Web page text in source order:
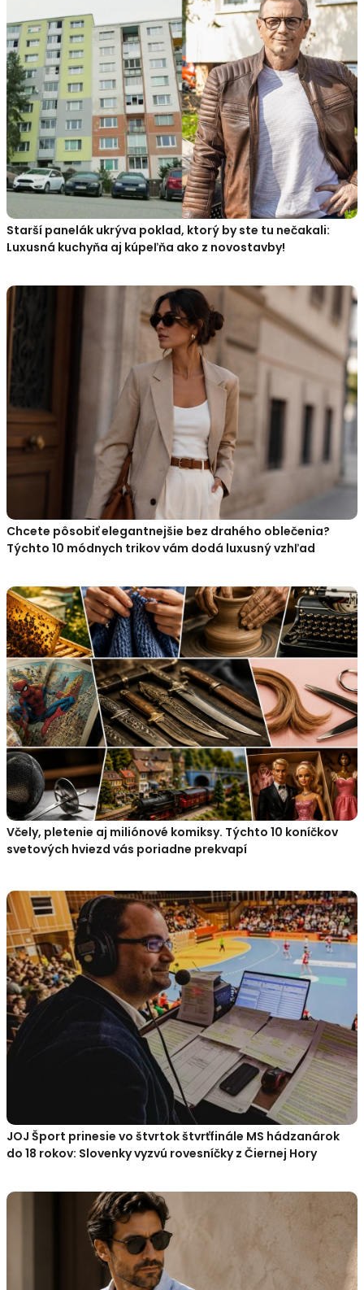
Starší panelák ukrýva poklad, ktorý by ste tu nečakali:
Luxusná kuchyňa aj kúpeľňa ako z novostavby!
Chcete pôsobiť elegantnejšie bez drahého oblečenia?
Týchto 10 módnych trikov vám dodá luxusný vzhľad
Včely, pletenie aj miliónové komiksy. Týchto 10 koníčkov
svetových hviezd vás poriadne prekvapí
JOJ Šport prinesie vo štvrtok štvrťfinále MS hádzanárok
do 18 rokov: Slovenky vyzvú rovesníčky z Čiernej Hory